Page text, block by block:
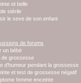
et belle
stérile
le sexe de son enfant
de forums
un bébé
de grossesse
d'humeur pendant la grossesse
et test de grossesse négatif
femme enceinte